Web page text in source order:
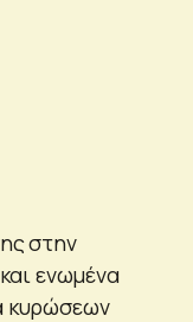
στην
ενωμένα
κυρώσεων